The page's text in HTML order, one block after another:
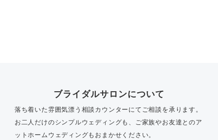
ブライダルサロンについて
落ち着いた雰囲気漂う相談カウンターにてご相談を承ります。
お二人だけのシンプルウェディングも、ご家族やお友達とのア
ットホームウェディングもおまかせください。